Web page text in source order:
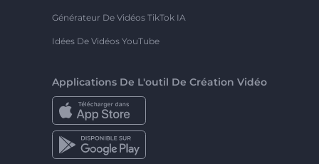
Générateur De Vidéos TikTok IA
Idées De Vidéos YouTube
Applications De L'outil De Création Vidéo